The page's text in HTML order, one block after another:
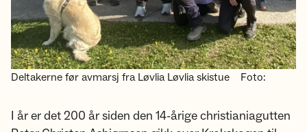
Deltakerne før avmarsj fra Løvlia Løvlia skistue Foto:
I år er det 200 år siden den 14-årige christianiagutten